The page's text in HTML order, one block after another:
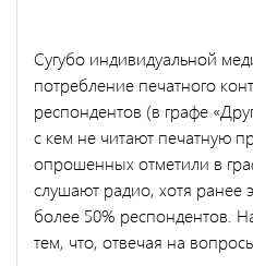
Сугубо индивидуальной
потребление печатного
респондентов (в графе
с кем не читают печатную
опрошенных отметили в
слушают радио, хотя ранее
более 50% респондентов.
тем, что, отвечая на